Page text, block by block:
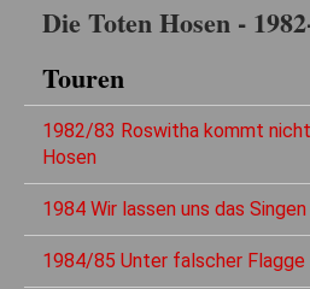
Die Toten Hosen -
Touren
1982/83 Roswitha kommt
Hosen
1984 Wir lassen uns das
1984/85 Unter falscher Flagge